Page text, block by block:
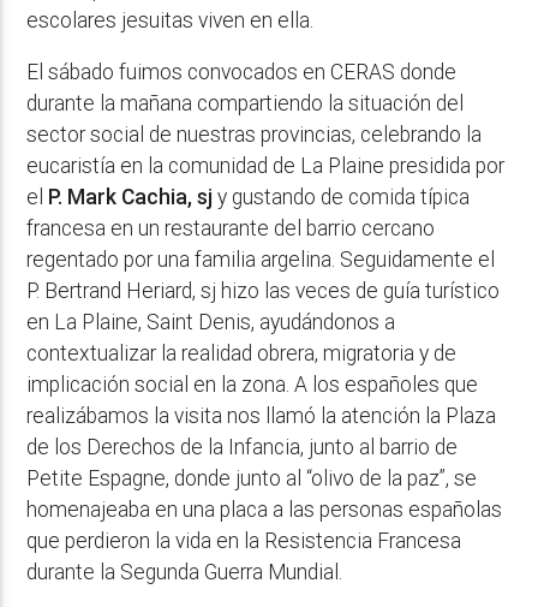
escolares jesuitas viven en ella.
El sábado fuimos convocados en CERAS donde
durante la mañana compartiendo la situación del
sector social de nuestras provincias, celebrando la
eucaristía en la comunidad de La Plaine presidida por
el P. Mark Cachia, sj y gustando de comida típica
francesa en un restaurante del barrio cercano
regentado por una familia argelina. Seguidamente el
P. Bertrand Heriard, sj hizo las veces de guía turístico
en La Plaine, Saint Denis, ayudándonos a
contextualizar la realidad obrera, migratoria y de
implicación social en la zona. A los españoles que
realizábamos la visita nos llamó la atención la Plaza
de los Derechos de la Infancia, junto al barrio de
Petite Espagne, donde junto al “olivo de la paz”, se
homenajeaba en una placa a las personas españolas
que perdieron la vida en la Resistencia Francesa
durante la Segunda Guerra Mundial.